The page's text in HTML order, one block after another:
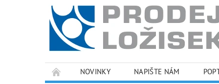
NOVINKY NAPIŠTE NÁM